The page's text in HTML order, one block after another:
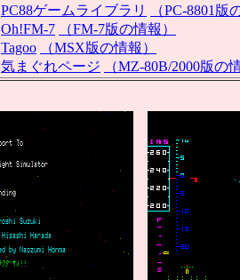
PC88ゲームライブラリ
（PC-8801版
Oh!FM-7
（FM-7版の情報）
Tagoo
（MSX版の情報）
気まぐれページ
（MZ-80B/2000版の